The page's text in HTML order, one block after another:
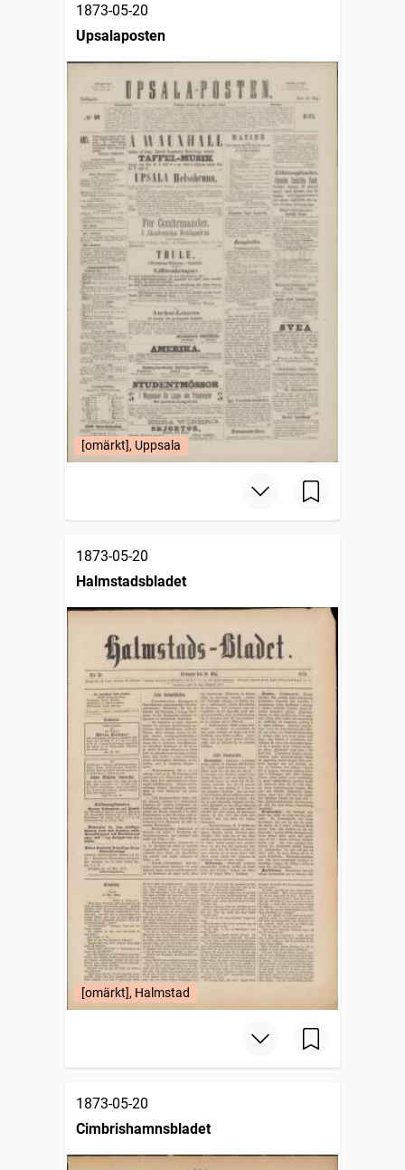
1873-05-20
Upsalaposten
[omärkt], Uppsala
1873-05-20
Halmstadsbladet
[omärkt], Halmstad
1873-05-20
Cimbrishamnsbladet